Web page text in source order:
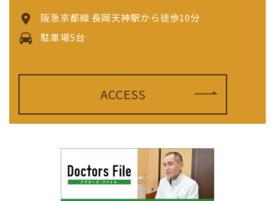
阪急京都線 長岡天神駅から徒歩10分
駐車場5台
ACCESS